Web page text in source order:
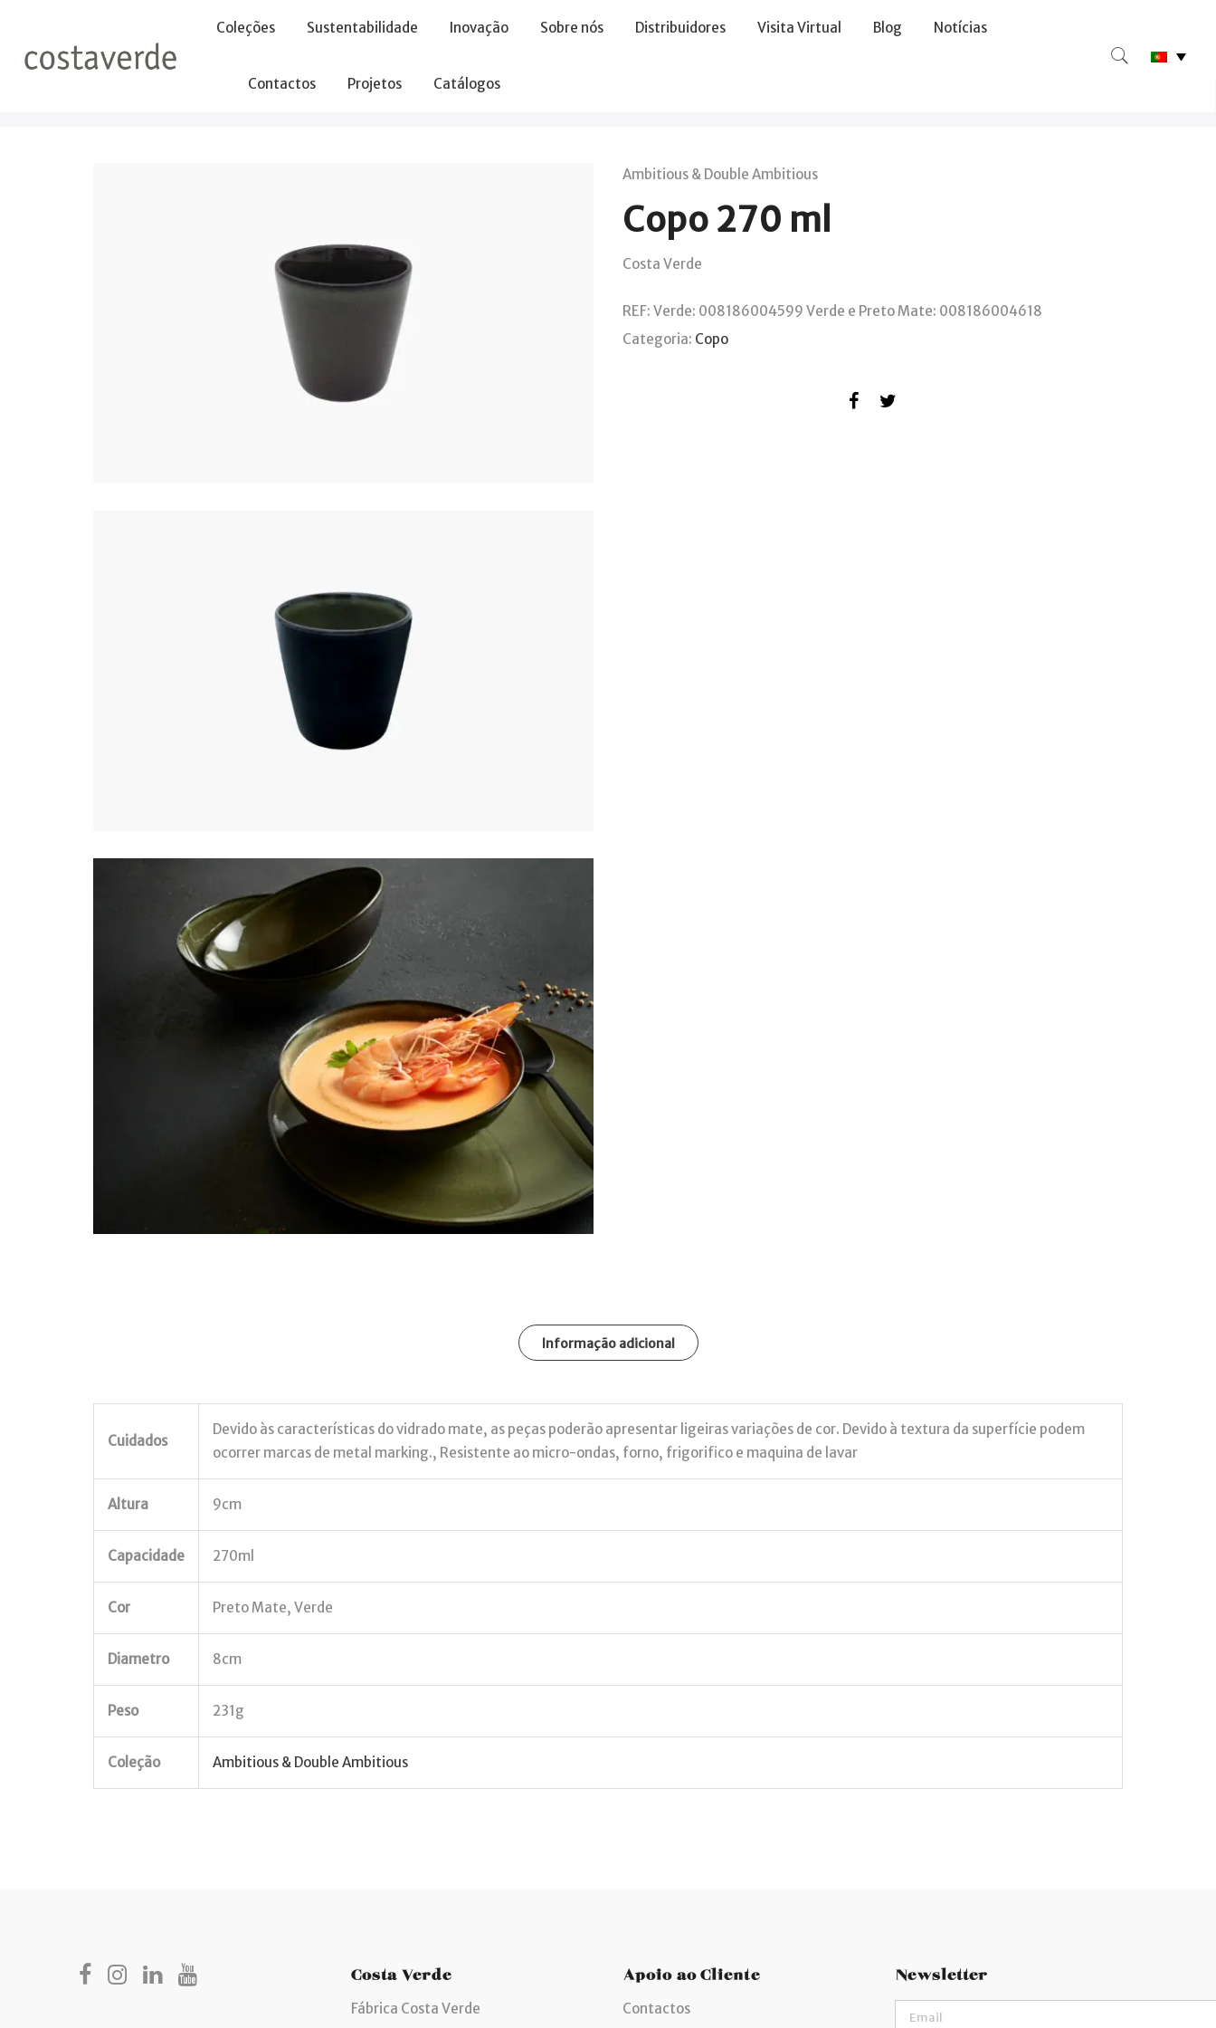
Coleções
Sustentabilidade Inovação Sobre nós Distribuidores Visita Virtual Blog Notícias
Contactos Projetos Catálogos
Ambitious & Double Ambitious
Copo 270 ml
Costa Verde
REF: Verde: 008186004599 Verde e Preto Mate: 008186004618
Categoria: Copo
Informação adicional
Cuidados
Devido às características do vidrado mate, as peças poderão apresentar ligeiras variações de cor. Devido à textura da superfície podem
ocorrer marcas de metal marking., Resistente ao micro-ondas, forno, frigorifico e maquina de lavar
Altura 9cm
Capacidade 270ml
Cor Preto Mate, Verde
Diametro 8cm
Peso 231g
Coleção Ambitious & Double Ambitious
Costa Verde
Fábrica Costa Verde
Apoio ao Cliente
Contactos
Newsletter